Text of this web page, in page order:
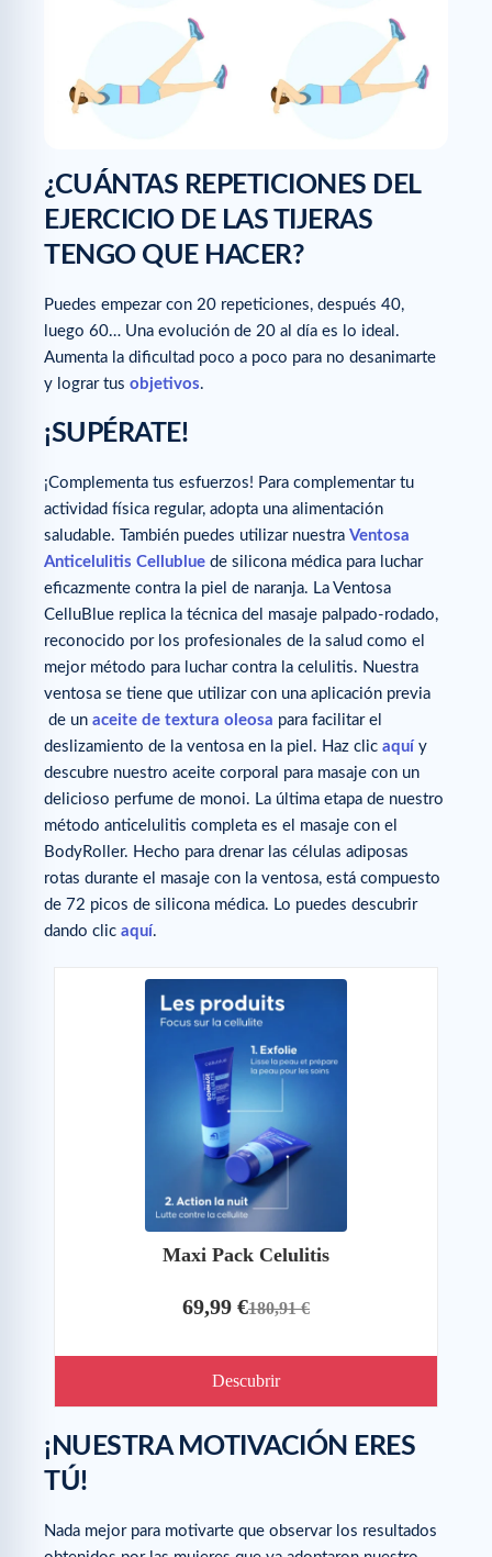
¿CUÁNTAS REPETICIONES DEL
EJERCICIO DE LAS TIJERAS
TENGO QUE HACER?
Puedes empezar con 20 repeticiones, después 40,
luego 60… Una evolución de 20 al día es lo ideal.
Aumenta la dificultad poco a poco para no desanimarte
y lograr tus objetivos.
¡SUPÉRATE!
¡Complementa tus esfuerzos! Para complementar tu
actividad física regular, adopta una alimentación
saludable. También puedes utilizar nuestra Ventosa
Anticelulitis Cellublue de silicona médica para luchar
eficazmente contra la piel de naranja. La Ventosa
CelluBlue replica la técnica del masaje palpado-rodado,
reconocido por los profesionales de la salud como el
mejor método para luchar contra la celulitis. Nuestra
ventosa se tiene que utilizar con una aplicación previa
de un aceite de textura oleosa para facilitar el
deslizamiento de la ventosa en la piel. Haz clic aquí y
descubre nuestro aceite corporal para masaje con un
delicioso perfume de monoi. La última etapa de nuestro
método anticelulitis completa es el masaje con el
BodyRoller. Hecho para drenar las células adiposas
rotas durante el masaje con la ventosa, está compuesto
de 72 picos de silicona médica. Lo puedes descubrir
dando clic aquí.
Maxi Pack Celulitis
69,99 €180,91 €
Descubrir
¡NUESTRA MOTIVACIÓN ERES
TÚ!
Nada mejor para motivarte que observar los resultados